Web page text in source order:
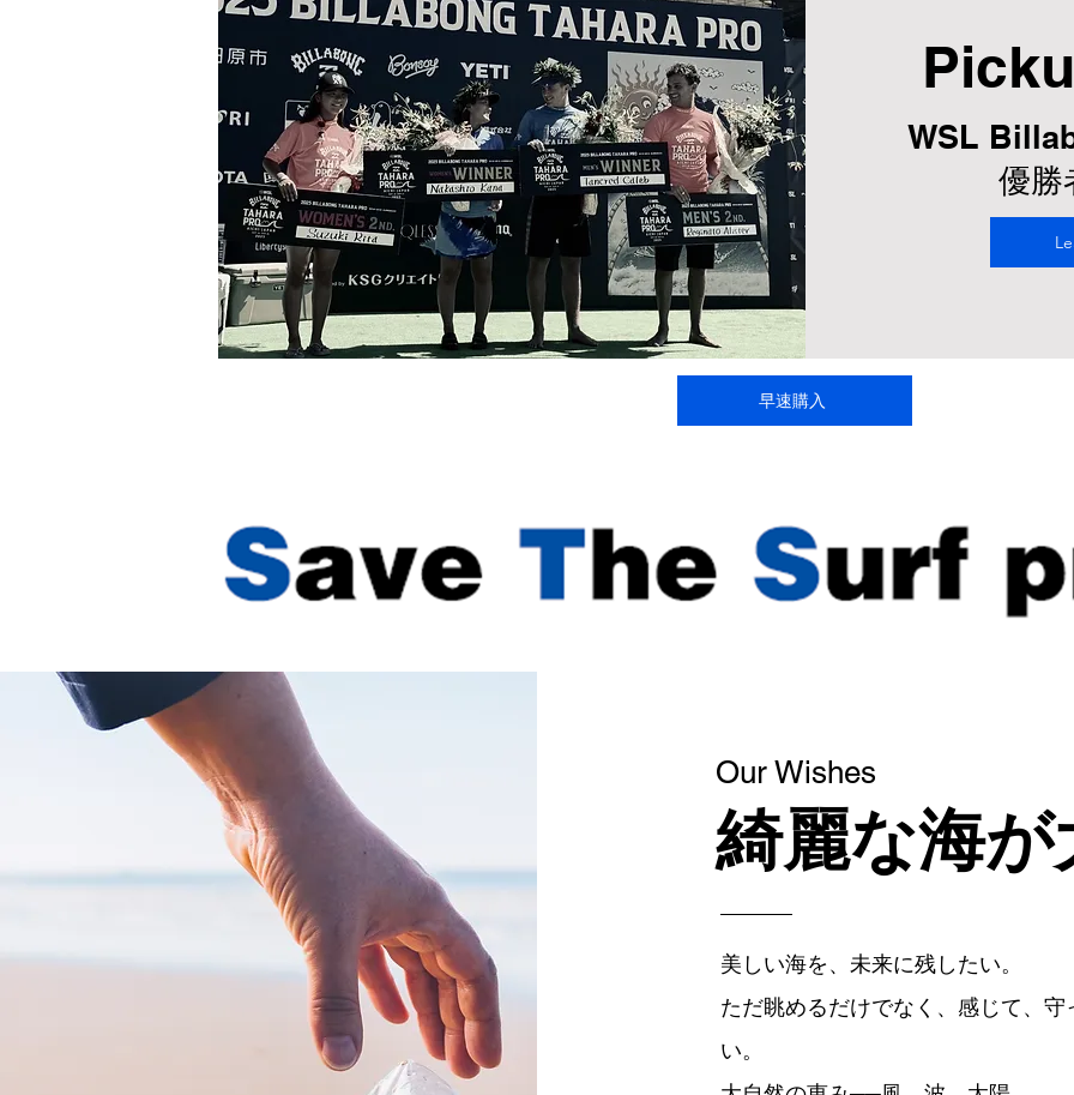
WSL
優勝
早速購入
Our Wishes
綺麗な海
美しい海を、未来に残したい。
ただ眺めるだけでなく、感じて、
い。